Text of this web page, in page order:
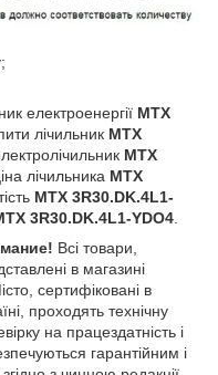
електроенергії MTX
лічильник MTX
MTX
лічильника MTX
MTX 3R30.DK.4L1-
3R30.DK.4L1-YDO4
Всі товари,
в магазині
сертифіковані в
проходять технічну
на працездатність і
гарантійним і